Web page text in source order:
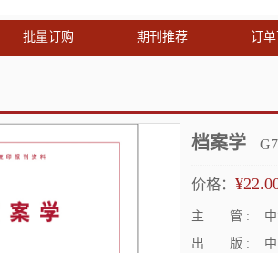
批量订购 期刊推荐 订
档案学 G7
价格：
主 管 :
出 版 :